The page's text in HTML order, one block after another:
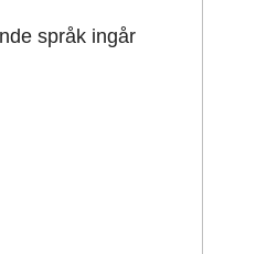
språk ingår